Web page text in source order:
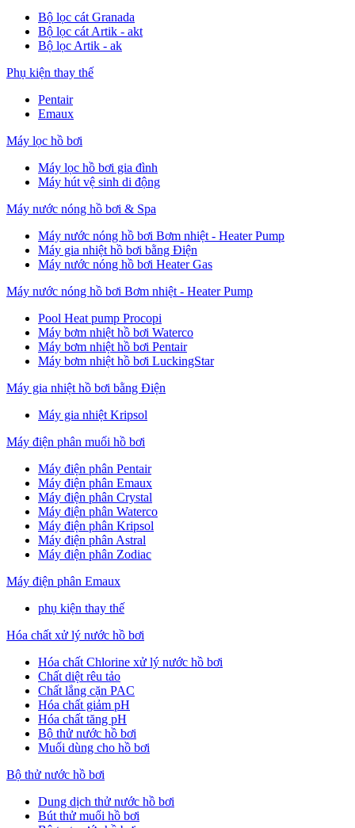
Bộ lọc cát Granada
Bộ lọc cát Artik - akt
Bộ lọc Artik - ak
Phụ kiện thay thế
Pentair
Emaux
Máy lọc hồ bơi
Máy lọc hồ bơi gia đình
Máy hút vệ sinh di động
Máy nước nóng hồ bơi & Spa
Máy nước nóng hồ bơi Bơm nhiệt - Heater Pump
Máy gia nhiệt hồ bơi bằng Điện
Máy nước nóng hồ bơi Heater Gas
Máy nước nóng hồ bơi Bơm nhiệt - Heater Pump
Pool Heat pump Procopi
Máy bơm nhiệt hồ bơi Waterco
Máy bơm nhiệt hồ bơi Pentair
Máy bơm nhiệt hồ bơi LuckingStar
Máy gia nhiệt hồ bơi bằng Điện
Máy gia nhiệt Kripsol
Máy điện phân muối hồ bơi
Máy điện phân Pentair
Máy điện phân Emaux
Máy điện phân Crystal
Máy điện phân Waterco
Máy điện phân Kripsol
Máy điện phân Astral
Máy điện phân Zodiac
Máy điện phân Emaux
phụ kiện thay thế
Hóa chất xử lý nước hồ bơi
Hóa chất Chlorine xử lý nước hồ bơi
Chất diệt rêu tảo
Chất lắng cặn PAC
Hóa chất giảm pH
Hóa chất tăng pH
Bộ thử nước hồ bơi
Muối dùng cho hồ bơi
Bộ thử nước hồ bơi
Dung dịch thử nước hồ bơi
Bút thử muối hồ bơi